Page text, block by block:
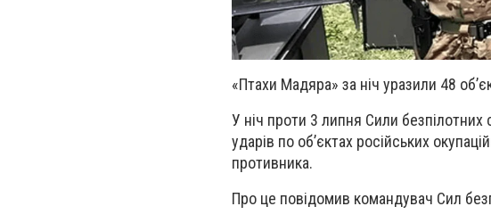
«Птахи Мадяра» за ніч уразили 48
У ніч проти 3 липня Сили
ударів по об’єктах російських
противника.
Про це повідомив командувач Сил